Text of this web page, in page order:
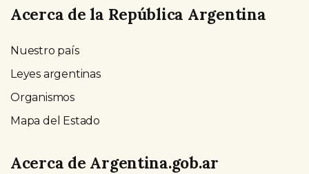
Acerca de la República Argentina
Nuestro país
Leyes argentinas
Organismos
Mapa del Estado
Acerca de Argentina.gob.ar